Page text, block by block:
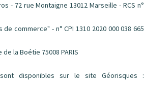
- 72 rue Montaigne 13012 Marseille - RCS n°
commerce" - n° CPI 1310 2020 000 038 665
la Boétie 75008 PARIS
disponibles sur le site Géorisques :